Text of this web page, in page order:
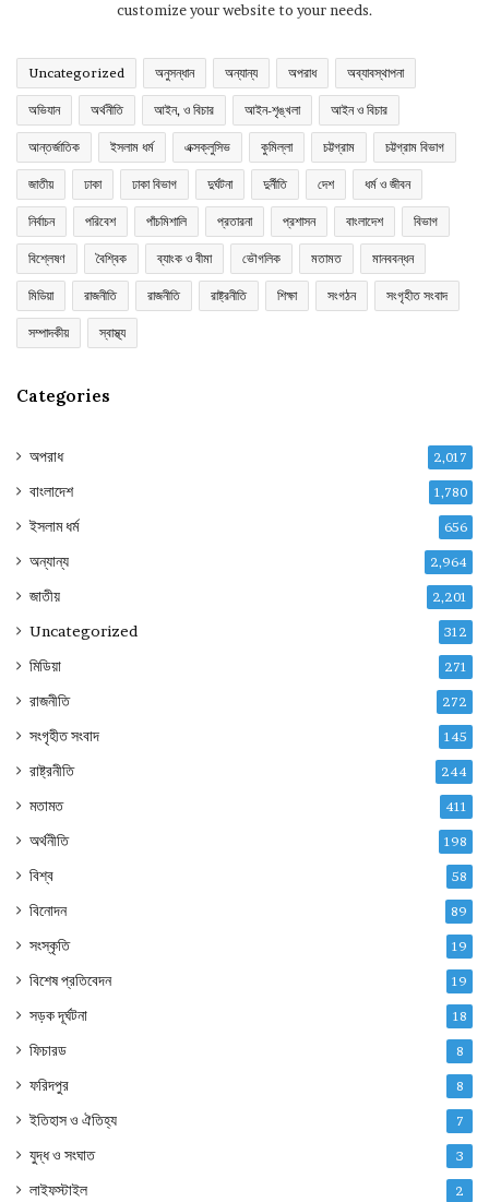
customize your website to your needs.
Uncategorized অনুসন্ধান অন্যান্য অপরাধ অব্যাবস্থাপনা
অভিযান অর্থনীতি আইন, ও বিচার আইন-শৃঙ্খলা আইন ও বিচার
আন্তর্জাতিক ইসলাম ধর্ম এক্সক্লুসিভ কুমিল্লা চট্টগ্রাম চট্টগ্রাম বিভাগ
জাতীয় ঢাকা ঢাকা বিভাগ দুর্ঘটনা দুর্নীতি দেশ ধর্ম ও জীবন
নির্বাচন পরিবেশ পাঁচমিশালি প্রতারনা প্রশাসন বাংলাদেশ বিভাগ
বিশ্লেষণ বৈশ্বিক ব্যাংক ও বীমা ভৌগলিক মতামত মানববন্ধন
মিডিয়া রাজনীতি রাজনীতি রাষ্ট্রনীতি শিক্ষা সংগঠন সংগৃহীত সংবাদ
সম্পাদকীয় স্বাস্থ্য
Categories
অপরাধ 2,017
বাংলাদেশ 1,780
ইসলাম ধর্ম 656
অন্যান্য 2,964
জাতীয় 2,201
Uncategorized 312
মিডিয়া 271
রাজনীতি 272
সংগৃহীত সংবাদ 145
রাষ্ট্রনীতি 244
মতামত 411
অর্থনীতি 198
বিশ্ব 58
বিনোদন 89
সংস্কৃতি 19
বিশেষ প্রতিবেদন 19
সড়ক দূর্ঘটনা 18
ফিচারড 8
ফরিদপুর 8
ইতিহাস ও ঐতিহ্য 7
যুদ্ধ ও সংঘাত 3
লাইফস্টাইল 2